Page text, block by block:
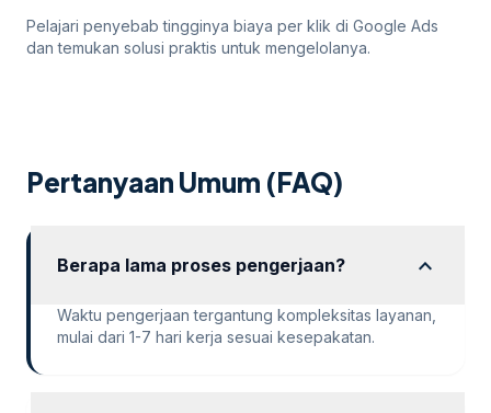
Pelajari penyebab tingginya biaya per klik di Google Ads
dan temukan solusi praktis untuk mengelolanya.
Pertanyaan Umum (FAQ)
Berapa lama proses pengerjaan? expand_more
Waktu pengerjaan tergantung kompleksitas layanan,
mulai dari 1-7 hari kerja sesuai kesepakatan.